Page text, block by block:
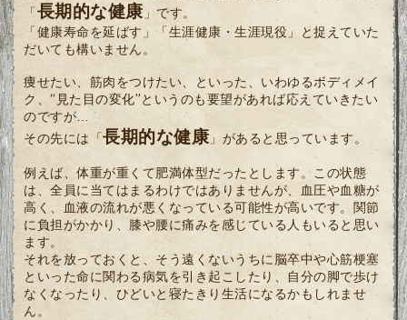
「長期的な健康 」です。
「健康寿命を延ばす」「生涯健康・生涯現役」と捉えていた
だいても構いません。
痩せたい、筋肉をつけたい、といった、いわゆるボディメイ
ク、“見た目の変化”というのも要望があれば応えていきたい
のですが…
その先には「長期的な健康 」があると思っています。
例えば、体重が重くて肥満体型だったとします。この状態
は、全員に当てはまるわけではありませんが、血圧や血糖が
高く、血液の流れが悪くなっている可能性が高いです。関節
に負担がかかり、膝や腰に痛みを感じている人もいると思い
ます。
それを放っておくと、そう遠くないうちに脳卒中や心筋梗塞
といった命に関わる病気を引き起こしたり、自分の脚で歩け
なくなったり、ひどいと寝たきり生活になるかもしれませ
ん。